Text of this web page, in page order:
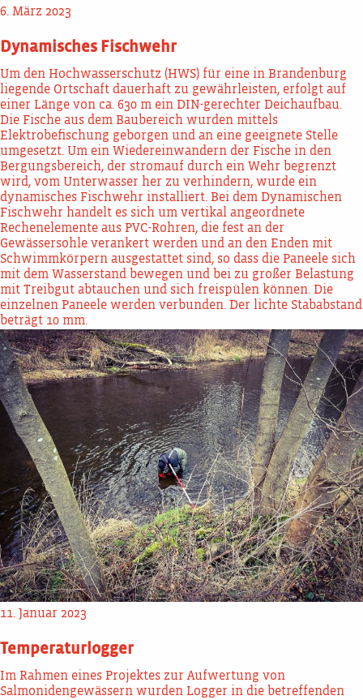
6. März 2023
Dynamisches Fischwehr
Um den Hochwasserschutz (HWS) für eine in Brandenburg
liegende Ortschaft dauerhaft zu gewährleisten, erfolgt auf
einer Länge von ca. 630 m ein DIN-gerechter Deichaufbau.
Die Fische aus dem Baubereich wurden mittels
Elektrobefischung geborgen und an eine geeignete Stelle
umgesetzt. Um ein Wiedereinwandern der Fische in den
Bergungsbereich, der stromauf durch ein Wehr begrenzt
wird, vom Unterwasser her zu verhindern, wurde ein
dynamisches Fischwehr installiert. Bei dem Dynamischen
Fischwehr handelt es sich um vertikal angeordnete
Rechenelemente aus PVC-Rohren, die fest an der
Gewässersohle verankert werden und an den Enden mit
Schwimmkörpern ausgestattet sind, so dass die Paneele sich
mit dem Wasserstand bewegen und bei zu großer Belastung
mit Treibgut abtauchen und sich freispülen können. Die
einzelnen Paneele werden verbunden. Der lichte Stababstand
beträgt 10 mm.
11. Januar 2023
Temperaturlogger
Im Rahmen eines Projektes zur Aufwertung von
Salmonidengewässern wurden Logger in die betreffenden